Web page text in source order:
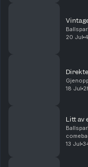
20 Jul
18 Jul
Litt av
13 Jul